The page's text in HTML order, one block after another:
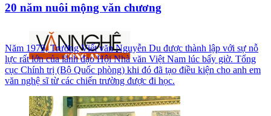
20 năm nuôi mộng văn chương
Năm 1979, Trường Viết văn Nguyễn Du được thành lập với sự nỗ
lực rất lớn của lãnh đạo Hội Nhà văn Việt Nam lúc bấy giờ. Tổng
cục Chính trị (Bộ Quốc phòng) khi đó đã tạo điều kiện cho anh em
văn nghệ sĩ từ các chiến trường được đi học.